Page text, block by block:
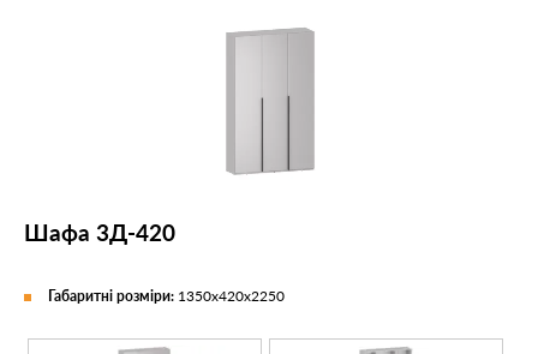
Шафа 3Д-420
Габаритні розміри: 1350х420х2250